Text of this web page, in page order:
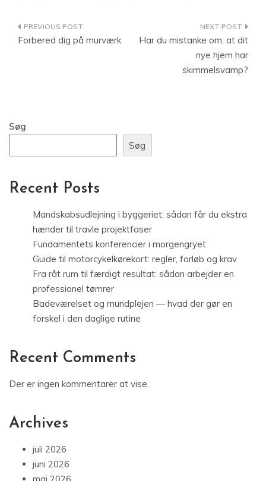
Indlægsnavigation
Forbered dig på murværk
Har du mistanke om, at dit
nye hjem har
skimmelsvamp?
Søg
Søg
Recent Posts
Mandskabsudlejning i byggeriet: sådan får du ekstra
hænder til travle projektfaser
Fundamentets konferencier i morgengryet
Guide til motorcykelkørekort: regler, forløb og krav
Fra råt rum til færdigt resultat: sådan arbejder en
professionel tømrer
Badeværelset og mundplejen — hvad der gør en
forskel i den daglige rutine
Recent Comments
Der er ingen kommentarer at vise.
Archives
juli 2026
juni 2026